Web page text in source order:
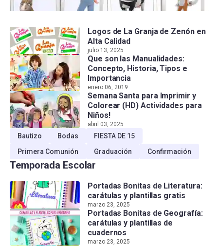
Logos de La Granja de Zenón en
Alta Calidad
julio 13, 2025
Que son las Manualidades:
Concepto, Historia, Tipos e
Importancia
enero 06, 2019
Semana Santa para Imprimir y
Colorear (HD) Actividades para
Niños!
abril 03, 2025
Bautizo Bodas
FIESTA DE 15
Primera Comunión
Graduación Confirmación
Temporada Escolar
Portadas Bonitas de Literatura:
carátulas y plantillas gratis
marzo 23, 2025
Portadas Bonitas de Geografía:
carátulas y plantillas de
cuadernos
marzo 23, 2025